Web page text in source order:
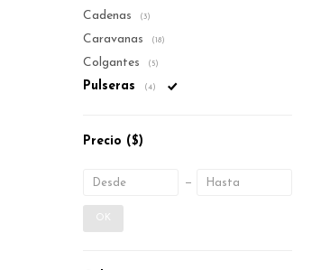
Cadenas (3)
Caravanas (18)
Colgantes (5)
Pulseras (4)
Precio ($)
OK